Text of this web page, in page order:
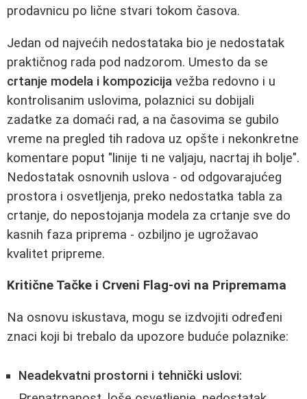
prodavnicu po lične stvari tokom časova.
Jedan od najvećih nedostataka bio je nedostatak
praktičnog rada pod nadzorom. Umesto da se
crtanje modela i kompozicija vežba redovno i u
kontrolisanim uslovima, polaznici su dobijali
zadatke za domaći rad, a na časovima se gubilo
vreme na pregled tih radova uz opšte i nekonkretne
komentare poput "linije ti ne valjaju, nacrtaj ih bolje".
Nedostatak osnovnih uslova - od odgovarajućeg
prostora i osvetljenja, preko nedostatka tabla za
crtanje, do nepostojanja modela za crtanje sve do
kasnih faza priprema - ozbiljno je ugrožavao
kvalitet pripreme.
Kritične Tačke i Crveni Flag-ovi na Pripremama
Na osnovu iskustava, mogu se izdvojiti određeni
znaci koji bi trebalo da upozore buduće polaznike:
Neadekvatni prostorni i tehnički uslovi: